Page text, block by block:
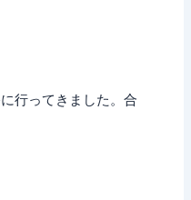
行ってきました。合